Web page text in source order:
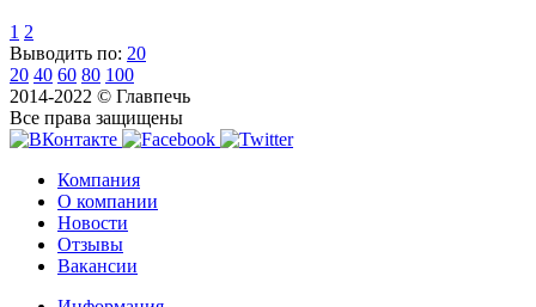
1 2
Выводить по: 20
20 40 60 80 100
2014-2022 © Главпечь
Все права защищены
Компания
О компании
Новости
Отзывы
Вакансии